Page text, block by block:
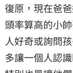
復原，現在爸
頭率算高的小
人好奇或詢問
多讓一個人認